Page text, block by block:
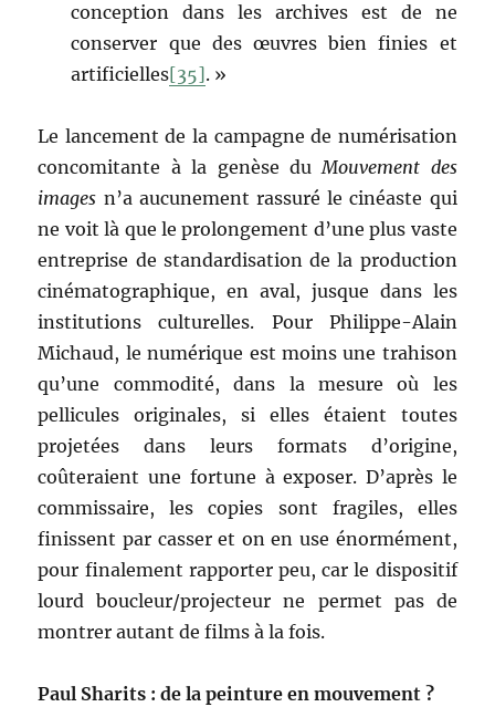
conception dans les archives est de ne
conserver que des œuvres bien finies et
artificielles[35]. »
Le lancement de la campagne de numérisation
concomitante à la genèse duMouvement des
images n’a aucunement rassuré le cinéaste qui
ne voit là que le prolongement d’une plus vaste
entreprise de standardisation de la production
cinématographique, en aval, jusque dans les
institutions culturelles. Pour Philippe-Alain
Michaud, le numérique est moins une trahison
qu’une commodité, dans la mesure où les
pellicules originales, si elles étaient toutes
projetées dans leurs formats d’origine,
coûteraient une fortune à exposer. D’après le
commissaire, les copies sont fragiles, elles
finissent par casser et on en use énormément,
pour finalement rapporter peu, car le dispositif
lourd boucleur/projecteur ne permet pas de
montrer autant de films à la fois.
Paul Sharits : de la peinture en mouvement ?